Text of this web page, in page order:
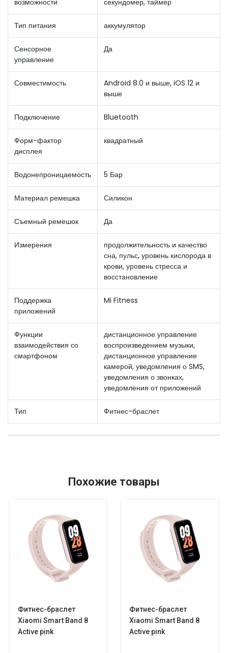
Тип питания аккумулятор
Сенсорное
управление
Да
Совместимость
Android 8.0 и выше, iOS 12 и
выше
Подключение Bluetooth
Форм-фактор
дисплея
квадратный
Водонепроницаемость 5 Бар
Материал ремешка Силикон
Съемный ремешок Да
Измерения
продолжительность и качество
сна, пульс, уровень кислорода в
крови, уровень стресса и
восстановление
Поддержка
приложений
Mi Fitness
Функции
взаимодействия со
смартфоном
дистанционное управление
воспроизведением музыки,
дистанционное управление
камерой, уведомления о SMS,
уведомления о звонках,
уведомления от приложений
Тип Фитнес-браслет
Похожие товары
Фитнес-браслет
Xiaomi Smart Band 8
Active pink
Фитнес-браслет
Xiaomi Smart Band 8
Active pink